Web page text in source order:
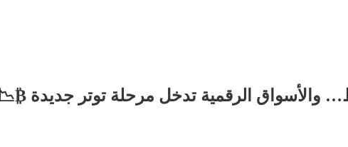
والأسواق الرقمية تدخل مرحلة توتر جديدة ₿📉